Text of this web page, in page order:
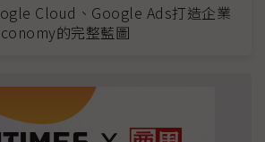
Cloud、Google Ads打造企業
的完整藍圖